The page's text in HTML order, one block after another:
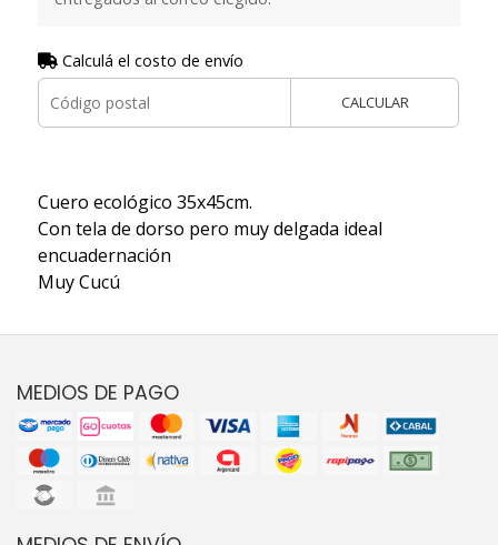
Calculá el costo de envío
CALCULAR
Cuero ecológico 35x45cm.
Con tela de dorso pero muy delgada ideal
encuadernación
Muy Cucú
MEDIOS DE PAGO